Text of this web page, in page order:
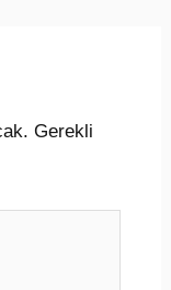
Gerekli